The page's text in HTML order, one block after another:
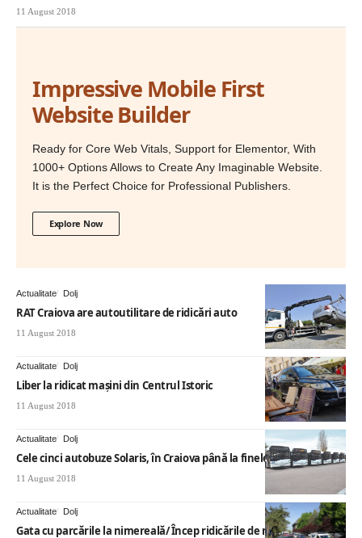
11 August 2018
Impressive Mobile First
Website Builder
Ready for Core Web Vitals, Support for Elementor, With
1000+ Options Allows to Create Any Imaginable Website.
It is the Perfect Choice for Professional Publishers.
Explore Now
Actualitate Dolj
RAT Craiova are autoutilitare de ridicări auto
11 August 2018
Actualitate Dolj
Liber la ridicat mașini din Centrul Istoric
11 August 2018
Actualitate Dolj
Cele cinci autobuze Solaris, în Craiova până la finele anului
11 August 2018
Actualitate Dolj
Gata cu parcările la nimereală/ Încep ridicările de mașini în